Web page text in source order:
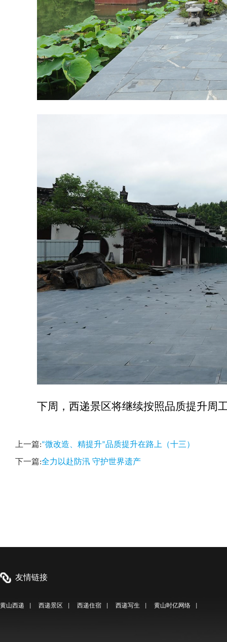
下周，西递景区将继续按照品质提升周
上一篇:“微改造、精提升”品质提升在路上（十三）
下一篇:全力以赴防汛 守护世界遗产